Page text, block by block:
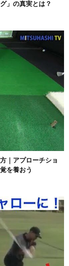
」の真実とは？
｜アプローチショ
を養おう